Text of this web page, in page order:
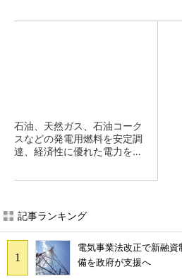
石油、天然ガス、石油コーク
スなどの発電用燃料を安定調
達、経済性に優れた電力を供
記事ランキング
電気事業法改正で新融
備を政府が支援へ